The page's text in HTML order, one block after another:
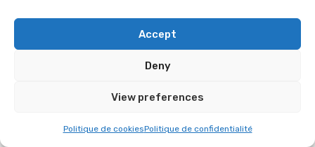
Accept
Deny
View preferences
Politique de cookiesPolitique de confidentialité